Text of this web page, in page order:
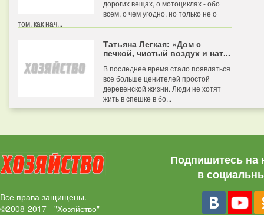
дорогих вещах, о мотоциклах - обо
всем, о чем угодно, но только не о
том, как нач...
Татьяна Легкая: «Дом с
печкой, чистый воздух и нат...
В последнее время стало появляться
все больше ценителей простой
деревенской жизни. Люди не хотят
жить в спешке в бо...
Все права защищены.
©2008-2017 - "Хозяйство"
Подпишитесь на
в